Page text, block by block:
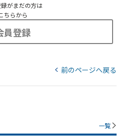
がまだの方は
ちらから
員登録
前のページへ戻る
一覧